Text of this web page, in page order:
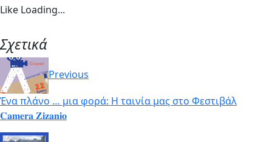
Like Loading...
Σχετικά
Previous
Ένα πλάνο … μια φορά: Η ταινία μας στο Φεστιβάλ
𝐂𝐚𝐦𝐞𝐫𝐚 𝐙𝐢𝐳𝐚𝐧𝐢𝐨